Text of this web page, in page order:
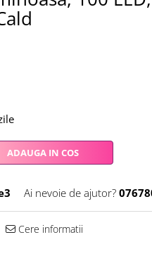
ADAUGA IN COS
Ai nevoie de ajutor?
Cere informatii